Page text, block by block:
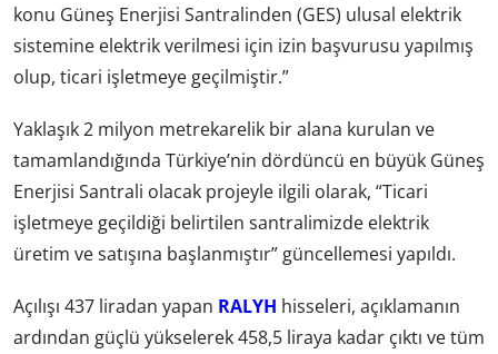
konu Güneş Enerjisi Santralinden (GES) ulusal elektrik
sistemine elektrik verilmesi için izin başvurusu yapılmış
olup, ticari işletmeye geçilmiştir.”
Yaklaşık 2 milyon metrekarelik bir alana kurulan ve
tamamlandığında Türkiye’nin dördüncü en büyük Güneş
Enerjisi Santrali olacak projeyle ilgili olarak, “Ticari
işletmeye geçildiği belirtilen santralimizde elektrik
üretim ve satışına başlanmıştır” güncellemesi yapıldı.
Açılışı 437 liradan yapan RALYH hisseleri, açıklamanın
ardından güçlü yükselerek 458,5 liraya kadar çıktı ve tüm